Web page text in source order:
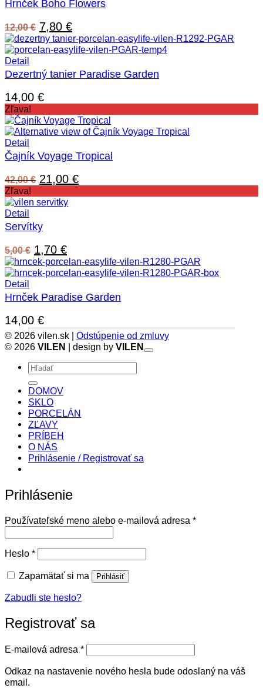
Hrnček Boho Flowers
12,00€ Pôvodná
cena
bola:
7,80 €Aktuálna
cena
je:
Detail
Dezertný tanier Paradise Garden
14,00 €
Zľava!
Detail
Čajník Voyage Tropical
42,00€ Pôvodná
cena
bola:
21,00 €Aktuálna
cena
Zľava!
Detail
Servítky
5,00€ Pôvodná
cena
bola:
1,70 €Aktuálna
cena
je:
Detail
Hrnček Paradise Garden
14,00 €
© 2026 vilen.sk | Odstúpenie od zmluvy
© 2026 VILEN | design by VILEN
Hľadať:
DOMOV
SKLO
PORCELÁN
ZĽAVY
PRÍBEH
O NÁS
Prihlásenie / Registrovať sa
Prihlásenie
Používateľské meno alebo e-mailová adresa *Povinné
Heslo *Povinné
Zapamätať si ma Prihlásiť
Zabudli ste heslo?
Registrovať sa
E-mailová adresa *Povinné
Odkaz na nastavenie nového hesla bude odoslaný na váš
email.